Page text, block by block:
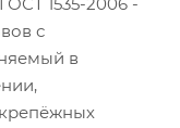
с
в